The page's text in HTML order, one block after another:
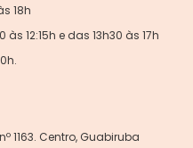
18h
12:15h e das 13h30 às 17h
1163. Centro, Guabiruba